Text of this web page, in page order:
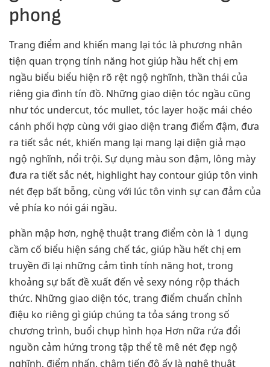
phong
Trang điểm and khiến mang lại tóc là phương nhân
tiện quan trọng tính năng hot giúp hầu hết chị em
ngầu biểu biểu hiện rõ rệt ngộ nghĩnh, thần thái của
riêng gia đình tín đồ. Những giao diện tóc ngầu cũng
như tóc undercut, tóc mullet, tóc layer hoặc mái chéo
cánh phối hợp cùng với giao diện trang điểm đậm, đưa
ra tiết sắc nét, khiến mang lại mang lại diện giả mạo
ngộ nghĩnh, nổi trội. Sự dụng màu son đậm, lông mày
đưa ra tiết sắc nét, highlight hay contour giúp tôn vinh
nét đẹp bất bỗng, cùng với lúc tôn vinh sự can đảm của
vẻ phía ko nói gái ngầu.
phần mập hơn, nghệ thuật trang điểm còn là 1 dụng
cầm cố biểu hiện sáng chế tác, giúp hầu hết chị em
truyền đi lại những cảm tình tính năng hot, trong
khoảng sự bất đề xuất đến vẻ sexy nóng rộp thách
thức. Những giao diện tóc, trang điểm chuẩn chỉnh
điệu ko riêng gì giúp chúng ta tỏa sáng trong số
chương trình, buổi chụp hình họa Hơn nữa rứa đổi
nguồn cảm hứng trong tập thể tê mê nét đẹp ngộ
nghĩnh, điểm nhấn. chậm tiến độ ấy là nghệ thuật